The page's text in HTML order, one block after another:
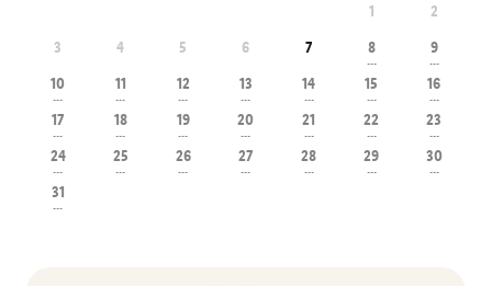
1
2
3
4 5 6 7 8
---
9
---
10
---
11
---
12
---
13
---
14
---
15
---
16
---
17
---
18
---
19
---
20
---
21
---
22
---
23
---
24
---
25
---
26
---
27
---
28
---
29
---
30
---
31
---